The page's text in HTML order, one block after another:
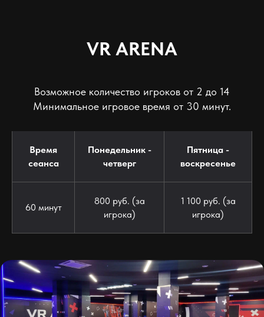
VR ARENA
Возможное количество игроков от 2 до 14
Минимальное игровое время от 30 минут.
Время
сеанса
Понедельник -
четверг
Пятница -
воскресенье
60 минут
800 руб. (за
игрока)
1 100 руб. (за
игрока)